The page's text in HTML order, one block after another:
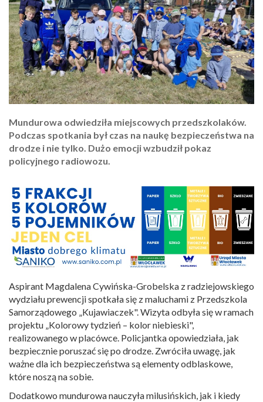
Mundurowa odwiedziła miejscowych przedszkolaków.
Podczas spotkania był czas na naukę bezpieczeństwa na
drodze i nie tylko. Dużo emocji wzbudził pokaz
policyjnego radiowozu.
Aspirant Magdalena Cywińska-Grobelska z radziejowskiego
wydziału prewencji spotkała się z maluchami z Przedszkola
Samorządowego „Kujawiaczek". Wizyta odbyła się w ramach
projektu „Kolorowy tydzień – kolor niebieski",
realizowanego w placówce. Policjantka opowiedziała, jak
bezpiecznie poruszać się po drodze. Zwróciła uwagę, jak
ważne dla ich bezpieczeństwa są elementy odblaskowe,
które noszą na sobie.
Dodatkowo mundurowa nauczyła milusińskich, jak i kiedy